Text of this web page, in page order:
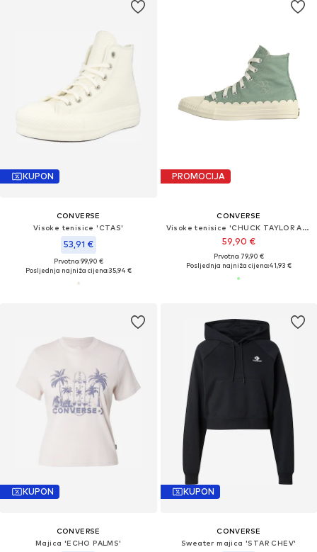
KUPON
CONVERSE
Visoke tenisice 'CTAS'
53,91 €
Prvotno: 99,90 €
Posljednja najniža cijena:35,94 €
PROMOCIJA
CONVERSE
Visoke tenisice 'CHUCK TAYLOR ALL STAR'
59,90 €
Prvotno: 79,90 €
Posljednja najniža cijena:41,93 €
KUPON
CONVERSE
Majica 'ECHO PALMS'
KUPON
CONVERSE
Sweater majica 'STAR CHEV'